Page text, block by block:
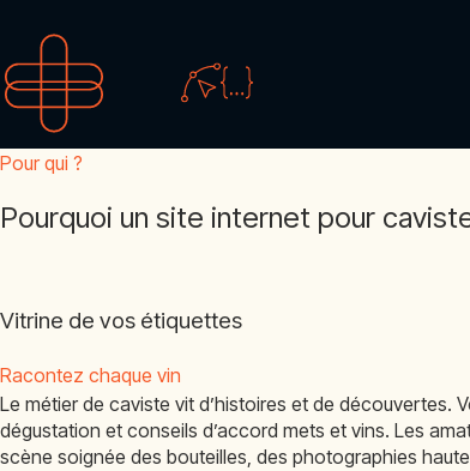
Pour qui ?
Pourquoi un site internet pour
Vitrine de vos étiquettes
Racontez chaque vin
Le métier de caviste vit d’histoires et de
dégustation et conseils d’accord mets et vins. Les
scène soignée des bouteilles, des photographies